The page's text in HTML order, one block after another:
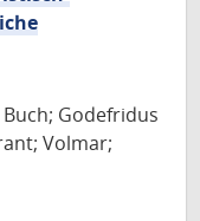
Godefridus
Volmar;